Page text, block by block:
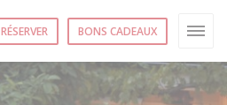
RÉSERVER BONS CADEAUX